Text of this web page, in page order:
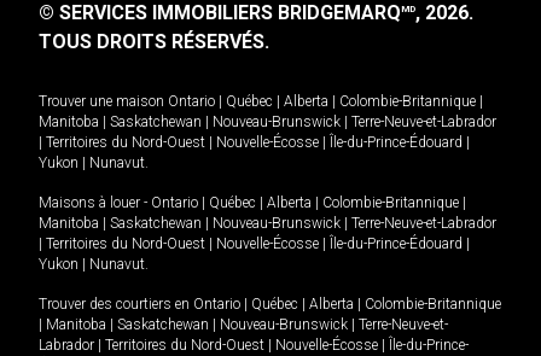
© SERVICES IMMOBILIERS BRIDGEMARQMD, 2026.
TOUS DROITS RÉSERVÉS.
Trouver une maison Ontario Québec Alberta Colombie-Britannique
Manitoba
Saskatchewan Nouveau-Brunswick
Terre-Neuve-et-Labrador
Territoires du Nord-Ouest Nouvelle-Écosse Île-du-Prince-Édouard
Yukon
Nunavut.
Maisons à louer - Ontario Québec Alberta Colombie-Britannique
Manitoba
Saskatchewan Nouveau-Brunswick
Terre-Neuve-et-Labrador
Territoires du Nord-Ouest Nouvelle-Écosse Île-du-Prince-Édouard
Yukon
Nunavut.
Trouver des courtiers en Ontario Québec Alberta
Colombie-Britannique
Manitoba Saskatchewan Nouveau-Brunswick
Terre-Neuve-et-
Labrador
Territoires du Nord-Ouest Nouvelle-Écosse
Île-du-Prince-